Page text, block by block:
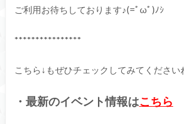
ご利用お待ちしております♪(=ﾟωﾟ)ﾉｼ
****************
こちら↓もぜひチェックしてみてくださ
・最新のイベント情報はこちら